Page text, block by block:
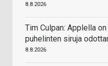
8.8.2026
Tim Culpan: Applella
puhelinten siruja
8.8.2026